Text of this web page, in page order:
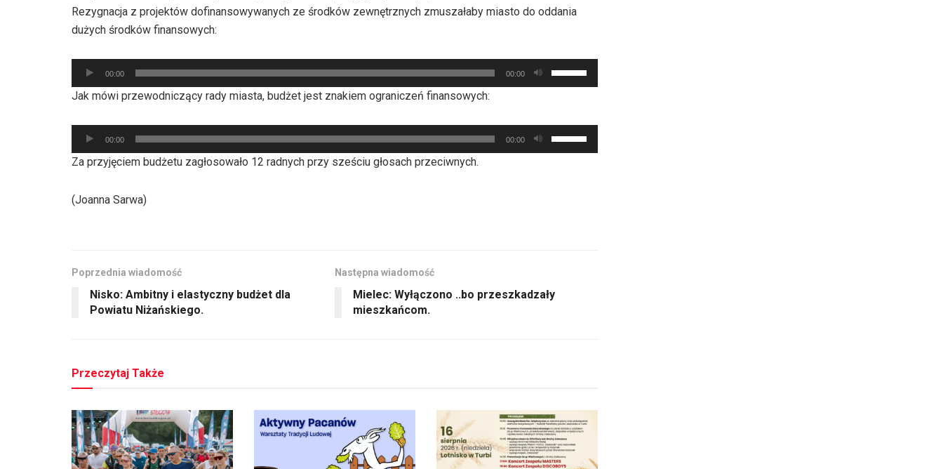
dźwiękowych
góry
dołu
lub
Rezygnacja z projektów dofinansowywanych ze środków zewnętrznych zmuszałaby miasto do oddania
dużych środków finansowych:
Odtwarzacz
plików
dźwiękowych
00:00 00:00
strzałek
oraz
Jak mówi przewodniczący rady miasta, budżet jest znakiem ograniczeń finansowych:
Odtwarzacz
plików
dźwiękowych
00:00 00:00
strzałek
lub
Za przyjęciem budżetu zagłosowało 12 radnych przy sześciu głosach przeciwnych.
(Joanna Sarwa)
Poprzednia wiadomość
Nisko: Ambitny i elastyczny budżet dla
Powiatu Niżańskiego.
Następna wiadomość
Mielec: Wyłączono ..bo przeszkadzały
mieszkańcom.
Przeczytaj Także